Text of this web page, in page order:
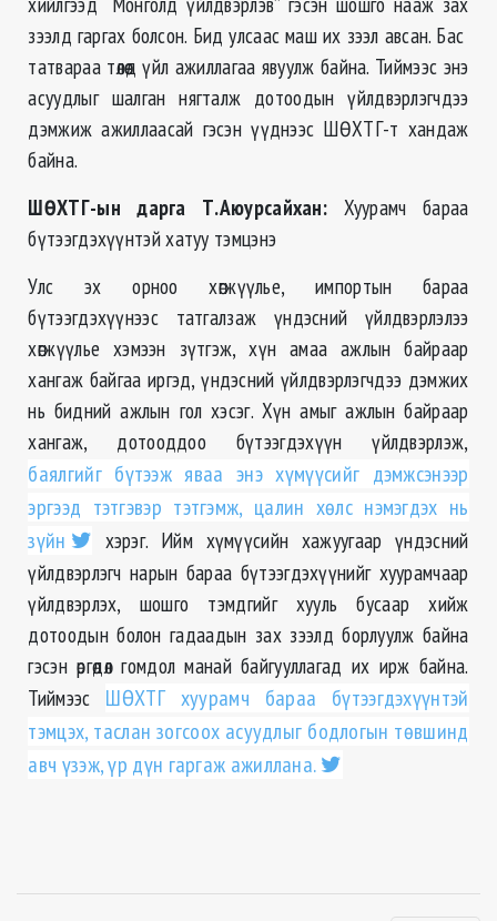
зээлд гаргах болсон. Бид улсаас маш их зээл авсан. Бас
татвараа төлөөд үйл ажиллагаа явуулж байна. Тиймээс энэ
асуудлыг шалган нягталж дотоодын үйлдвэрлэгчдээ
дэмжиж ажиллаасай гэсэн үүднээс ШӨХТГ-т хандаж
байна.
ШӨХТГ-ын дарга Т.Аюурсайхан: Хуурамч бараа
бүтээгдэхүүнтэй хатуу тэмцэнэ
Улс эх орноо хөгжүүлье, импортын бараа
бүтээгдэхүүнээс татгалзаж үндэсний үйлдвэрлэлээ
хөгжүүлье хэмээн зүтгэж, хүн амаа ажлын байраар
хангаж байгаа иргэд, үндэсний үйлдвэрлэгчдээ дэмжих
нь бидний ажлын гол хэсэг. Хүн амыг ажлын байраар
хангаж, дотооддоо бүтээгдэхүүн үйлдвэрлэж,
баялгийг бүтээж яваа энэ хүмүүсийг дэмжсэнээр
эргээд тэтгэвэр тэтгэмж, цалин хөлс нэмэгдэх нь
зүйн
хэрэг. Ийм хүмүүсийн хажуугаар үндэсний
үйлдвэрлэгч нарын бараа бүтээгдэхүүнийг хуурамчаар
үйлдвэрлэх, шошго тэмдгийг хууль бусаар хийж
дотоодын болон гадаадын зах зээлд борлуулж байна
гэсэн өргөдөл гомдол манай байгууллагад их ирж байна.
Тиймээс ШӨХТГ хуурамч бараа бүтээгдэхүүнтэй
тэмцэх, таслан зогсоох асуудлыг бодлогын төвшинд
авч үзэж, үр дүн гаргаж ажиллана.